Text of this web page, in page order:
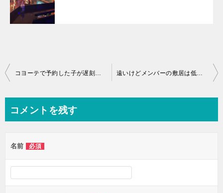
投
ビ
ー
シ
コヨーテで予約した子が遅刻した場合の料金はどうなる？【coyote bangkok】 遠いけどメンバーの敷居は低い？Mクラブ（旧モンテカルロ）のシステムや特徴とは？
コメントを残す
名前 必須